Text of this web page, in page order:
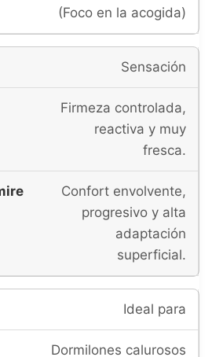
(Foco en la acogida)
Sensación
Firmeza controlada,
reactiva y muy
fresca.
Confort envolvente,
progresivo y alta
adaptación
superficial.
Ideal para
Dormilones calurosos